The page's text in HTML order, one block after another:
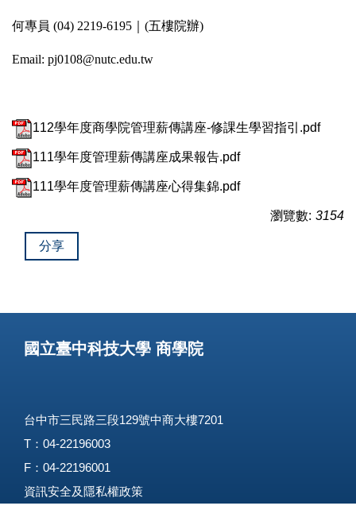
何專員 (04) 2219-6195｜(五樓院辦)
Email: pj0108@nutc.edu.tw
112學年度商學院管理薪傳講座-修課生學習指引.pdf
111學年度管理薪傳講座成果報告.pdf
111學年度管理薪傳講座心得集錦.pdf
瀏覽數: 3154
分享
國立臺中科技大學 商學院
台中市三民路三段129號中商大樓7201
T：04-22196003
F：04-22196001
資訊安全及隱私權政策